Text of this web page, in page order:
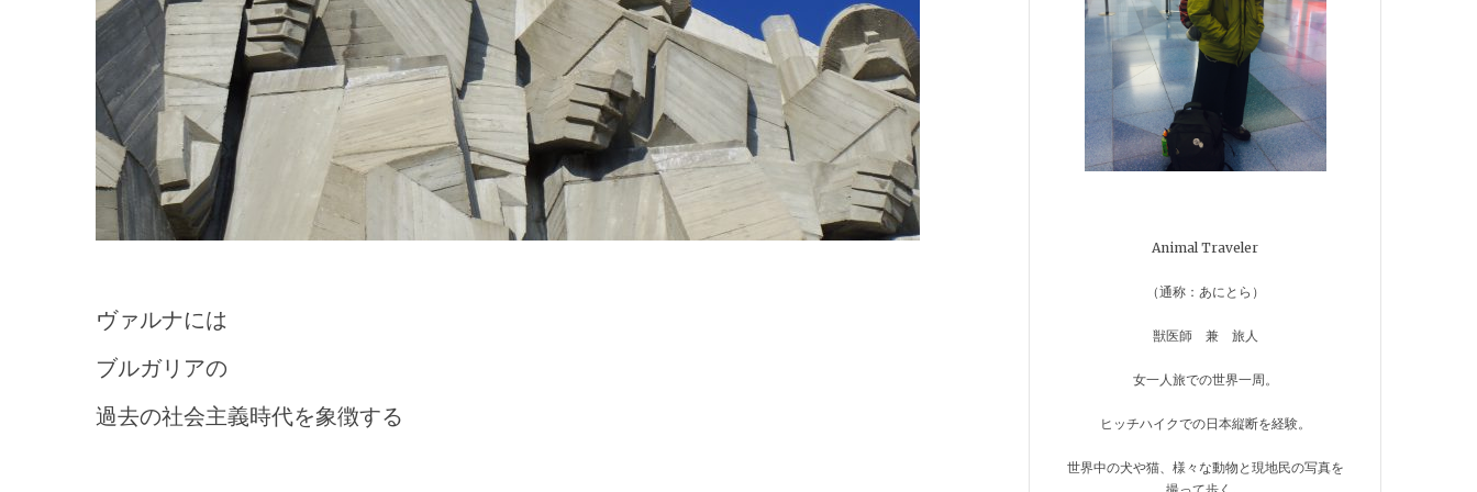
ヴァルナには
ブルガリアの
過去の社会主義時代を象徴する
Animal Traveler
（通称：あにとら）
獣医師 兼 旅人
女一人旅での世界一周。
ヒッチハイクでの日本縦断を経験。
世界中の犬や猫、様々な動物と現地民の写真を